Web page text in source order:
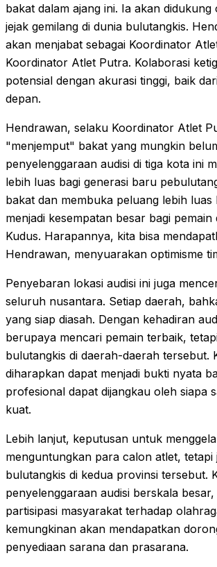
bakat dalam ajang ini. Ia akan
jejak gemilang di dunia bulutangkis.
akan menjabat sebagai Koordinator
Koordinator Atlet Putra. Kolaborasi
potensial dengan akurasi tinggi, baik
depan.
Hendrawan, selaku Koordinator Atlet
"menjemput" bakat yang mungkin
penyelenggaraan audisi di tiga kota ini
lebih luas bagi generasi baru
bakat dan membuka peluang lebih
menjadi kesempatan besar bagi
Kudus. Harapannya, kita bisa
Hendrawan, menyuarakan optimisme
Penyebaran lokasi audisi ini juga
seluruh nusantara. Setiap daerah,
yang siap diasah. Dengan kehadiran
berupaya mencari pemain terbaik,
bulutangkis di daerah-daerah tersebut.
diharapkan dapat menjadi bukti nyata
profesional dapat dijangkau oleh siapa
kuat.
Lebih lanjut, keputusan untuk
menguntungkan para calon atlet,
bulutangkis di kedua provinsi tersebut.
penyelenggaraan audisi berskala
partisipasi masyarakat terhadap
kemungkinan akan mendapatkan
penyediaan sarana dan prasarana.